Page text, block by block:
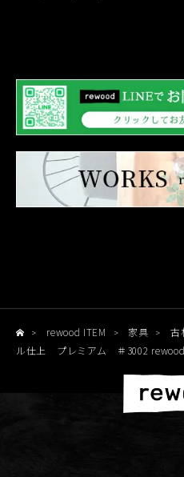
> rewood ITEM > 家具 >
ル仕上 プレミアム ＃3002 rewood